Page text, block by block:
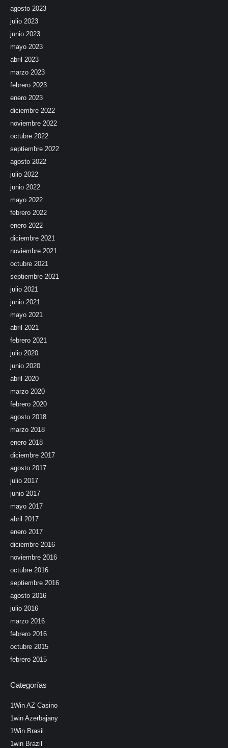
agosto 2023
julio 2023
junio 2023
mayo 2023
abril 2023
marzo 2023
febrero 2023
enero 2023
diciembre 2022
noviembre 2022
octubre 2022
septiembre 2022
agosto 2022
julio 2022
junio 2022
mayo 2022
febrero 2022
enero 2022
diciembre 2021
noviembre 2021
octubre 2021
septiembre 2021
julio 2021
junio 2021
mayo 2021
abril 2021
febrero 2021
julio 2020
junio 2020
abril 2020
marzo 2020
febrero 2020
agosto 2018
marzo 2018
enero 2018
diciembre 2017
agosto 2017
julio 2017
junio 2017
mayo 2017
abril 2017
enero 2017
diciembre 2016
noviembre 2016
octubre 2016
septiembre 2016
agosto 2016
julio 2016
marzo 2016
febrero 2016
octubre 2015
febrero 2015
Categorías
1Win AZ Casino
1win Azerbajany
1Win Brasil
1win Brazil